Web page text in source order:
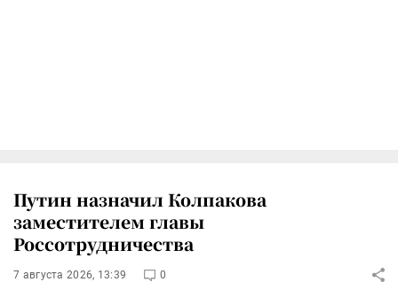
Путин назначил Колпакова
заместителем главы
Россотрудничества
7 августа 2026, 13:39 0